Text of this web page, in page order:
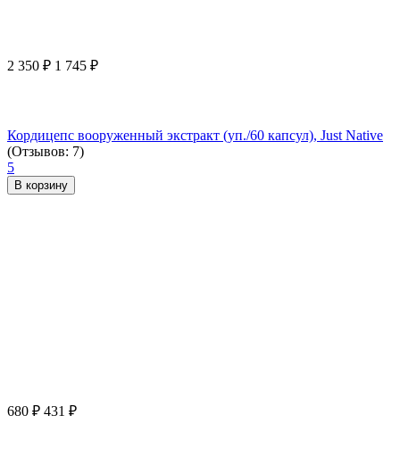
2 350 ₽ 1 745 ₽
Кордицепс вооруженный экстракт (уп./60 капсул), Just Native
(Отзывов: 7)
5
В корзину
680 ₽ 431 ₽